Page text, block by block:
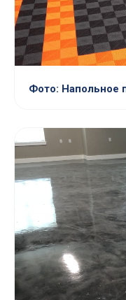
Фото: Напольное